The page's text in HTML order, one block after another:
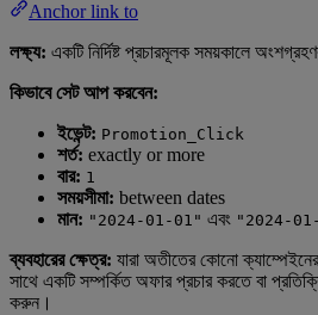
Anchor link to
লক্ষ্য: একটি নির্দিষ্ট প্রচারমূলক সময়কালে
কিভাবে সেট আপ করবেন:
ইভেন্ট: Promotion_Click
শর্ত: exactly or more
বার: 1
সময়সীমা: between dates
মান: "2024-01-01" এবং "2024-
ব্যবহারের ক্ষেত্র: যারা অতীতের কোনো ক্যাম্পেইনের
সাথে একটি সম্পর্কিত অফার প্রচার করতে বা
করুন।